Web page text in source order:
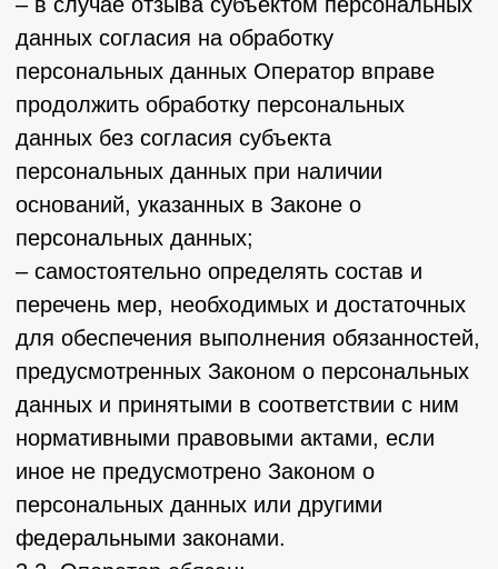
4. Основные права и обязанности субъектов
персональных данных
право:
– получать информацию, касающуюся
обработки его персональных данных, за
исключением случаев, предусмотренных
федеральными законами. Сведения
предоставляются субъекту персональных
них не должны содержаться персональные
данные, относящиеся к другим субъектам
персональных данных, за исключением
случаев, когда имеются законные основания
для раскрытия таких персональных данных.
Перечень информации и порядок ее
персональных данных;
– требовать от оператора уточнения его
персональных данных, их блокирования или
уничтожения в случае, если персональные
данные являются неполными,
устаревшими, неточными, незаконно
полученными или не являются